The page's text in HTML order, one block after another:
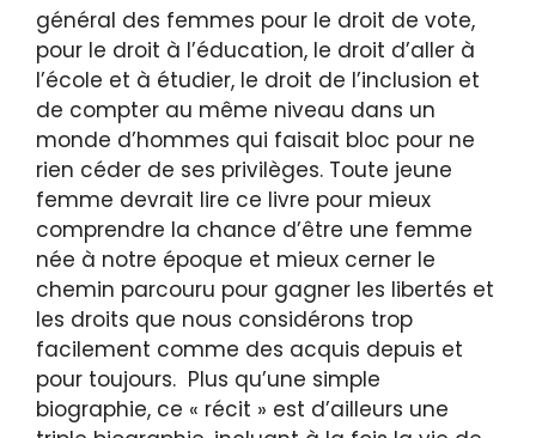
général des femmes pour le droit de vote,
pour le droit à l’éducation, le droit d’aller à
l’école et à étudier, le droit de l’inclusion et
de compter au même niveau dans un
monde d’hommes qui faisait bloc pour ne
rien céder de ses privilèges. Toute jeune
femme devrait lire ce livre pour mieux
comprendre la chance d’être une femme
née à notre époque et mieux cerner le
chemin parcouru pour gagner les libertés et
les droits que nous considérons trop
facilement comme des acquis depuis et
pour toujours. Plus qu’une simple
biographie, ce « récit » est d’ailleurs une